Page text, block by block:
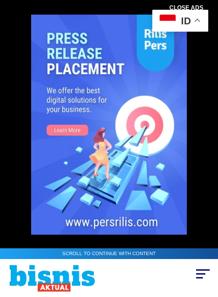
CLOSE ADS
SCROLL TO CONTINUE WITH CONTENT
ID